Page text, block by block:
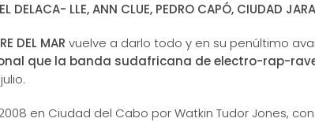
DELACA- LLE, ANN CLUE, PEDRO CAPÓ, CIUDAD
DEL MAR vuelve a darlo todo y en su penúltimo
que la banda sudafricana de electro-rap-rave
en Ciudad del Cabo por Watkin Tudor Jones,